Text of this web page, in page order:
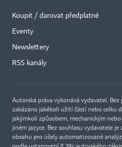
Koupit / darovat předplatné
Eventy
Newslettery
RSS kanály
Autorská práva vykonává vydavatel.
zakázáno jakékoli užití částí nebo celku
jakýmkoli způsobem, mechanickým
jiném jazyce. Bez souhlasu vydavatele
obsahu pro účely automatizované